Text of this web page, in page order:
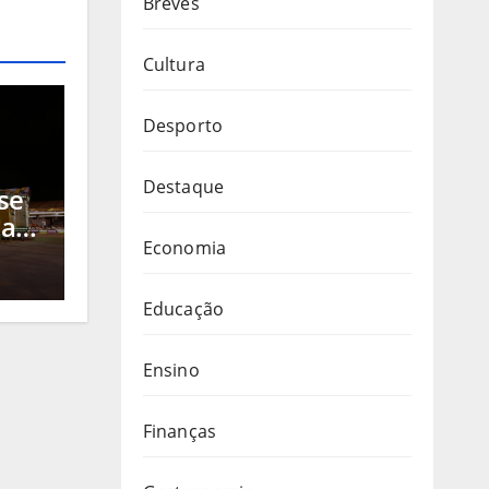
a
Cultura
Desporto
Destaque
Economia
Educação
Ensino
Finanças